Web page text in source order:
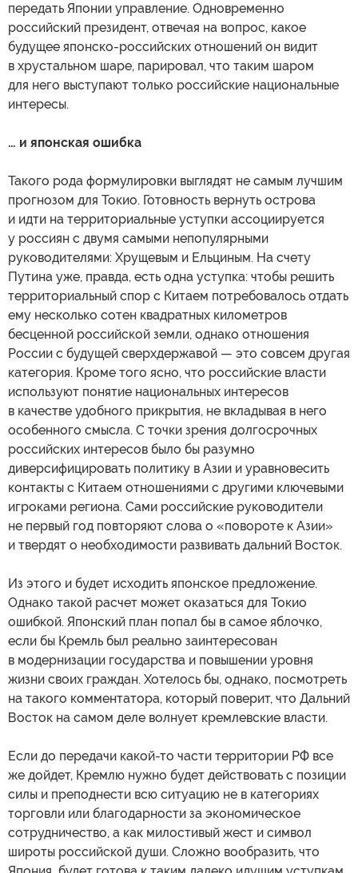
передать Японии управление. Одновременно
российский президент, отвечая на вопрос, какое
будущее японско-российских отношений он видит
в хрустальном шаре, парировал, что таким шаром
для него выступают только российские национальные
интересы.
… и японская ошибка
Такого рода формулировки выглядят не самым лучшим
прогнозом для Токио. Готовность вернуть острова
и идти на территориальные уступки ассоциируется
у россиян с двумя самыми непопулярными
руководителями: Хрущевым и Ельциным. На счету
Путина уже, правда, есть одна уступка: чтобы решить
территориальный спор с Китаем потребовалось отдать
ему несколько сотен квадратных километров
бесценной российской земли, однако отношения
России с будущей сверхдержавой — это совсем другая
категория. Кроме того ясно, что российские власти
используют понятие национальных интересов
в качестве удобного прикрытия, не вкладывая в него
особенного смысла. С точки зрения долгосрочных
российских интересов было бы разумно
диверсифицировать политику в Азии и уравновесить
контакты с Китаем отношениями с другими ключевыми
игроками региона. Сами российские руководители
не первый год повторяют слова о «повороте к Азии»
и твердят о необходимости развивать дальний Восток.
Из этого и будет исходить японское предложение.
Однако такой расчет может оказаться для Токио
ошибкой. Японский план попал бы в самое яблочко,
если бы Кремль был реально заинтересован
в модернизации государства и повышении уровня
жизни своих граждан. Хотелось бы, однако, посмотреть
на такого комментатора, который поверит, что Дальний
Восток на самом деле волнует кремлевские власти.
Если до передачи какой-то части территории РФ все
же дойдет, Кремлю нужно будет действовать с позиции
силы и преподнести всю ситуацию не в категориях
торговли или благодарности за экономическое
сотрудничество, а как милостивый жест и символ
широты российской души. Сложно вообразить, что